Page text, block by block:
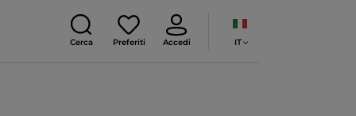
Cerca Preferiti Accedi IT